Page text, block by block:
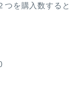
つを購入数すると